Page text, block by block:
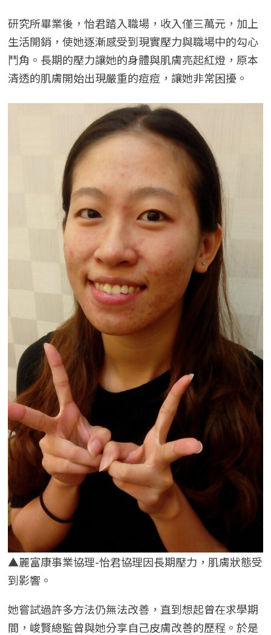
研究所畢業後，怡君踏入職場，收入僅三萬元，加上
生活開銷，使她逐漸感受到現實壓力與職場中的勾心
鬥角。長期的壓力讓她的身體與肌膚亮起紅燈，原本
清透的肌膚開始出現嚴重的痘痘，讓她非常困擾。
▲麗富康事業協理-怡君協理因長期壓力，肌膚狀態受
到影響。
她嘗試過許多方法仍無法改善，直到想起曾在求學期
間，峻賢總監曾與她分享自己皮膚改善的歷程。於是